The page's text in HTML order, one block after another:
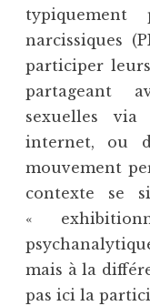
typiquement
narcissiques
participer
partageant
sexuelles via
internet, ou
mouvement
contexte se
«
mais à la
pas ici la